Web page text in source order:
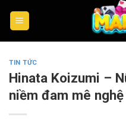
TIN TỨC
Hinata Koizumi –
niềm đam mê